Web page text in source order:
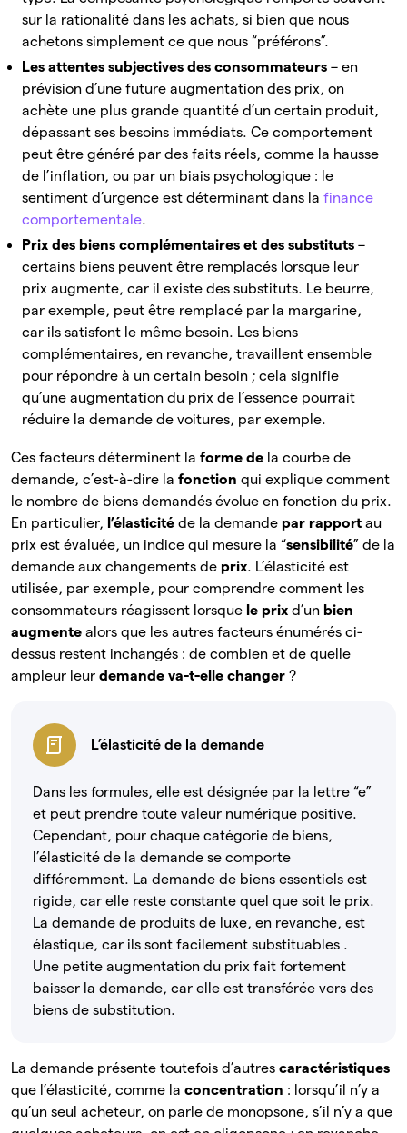
sur la rationalité dans les achats, si bien que nous
achetons simplement ce que nous “préférons”.
Les attentes subjectives des consommateurs – en
prévision d’une future augmentation des prix, on
achète une plus grande quantité d’un certain produit,
dépassant ses besoins immédiats. Ce comportement
peut être généré par des faits réels, comme la hausse
de l’inflation, ou par un biais psychologique : le
sentiment d’urgence est déterminant dans la finance
comportementale.
Prix des biens complémentaires et des substituts –
certains biens peuvent être remplacés lorsque leur
prix augmente, car il existe des substituts. Le beurre,
par exemple, peut être remplacé par la margarine,
car ils satisfont le même besoin. Les biens
complémentaires, en revanche, travaillent ensemble
pour répondre à un certain besoin ; cela signifie
qu’une augmentation du prix de l’essence pourrait
réduire la demande de voitures, par exemple.
Ces facteurs déterminent la forme de la courbe de
demande, c’est-à-dire la fonction qui explique comment
le nombre de biens demandés évolue en fonction du prix.
En particulier, l’élasticité de la demande par rapport au
prix est évaluée, un indice qui mesure la “sensibilité” de la
demande aux changements de prix. L’élasticité est
utilisée, par exemple, pour comprendre comment les
consommateurs réagissent lorsque le prix d’un bien
augmente alors que les autres facteurs énumérés ci-
dessus restent inchangés : de combien et de quelle
ampleur leur demande va-t-elle changer ?
L’élasticité de la demande
Dans les formules, elle est désignée par la lettre “e”
et peut prendre toute valeur numérique positive.
Cependant, pour chaque catégorie de biens,
l’élasticité de la demande se comporte
différemment. La demande de biens essentiels est
rigide, car elle reste constante quel que soit le prix.
La demande de produits de luxe, en revanche, est
élastique, car ils sont facilement substituables .
Une petite augmentation du prix fait fortement
baisser la demande, car elle est transférée vers des
biens de substitution.
La demande présente toutefois d’autres caractéristiques
que l’élasticité, comme la concentration : lorsqu’il n’y a
qu’un seul acheteur, on parle de monopsone, s’il n’y a que